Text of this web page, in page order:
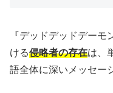
『デッドデッドデー
ける侵略者の存在は、
語全体に深いメッセー